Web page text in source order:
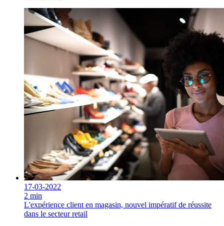
17-03-2022
2 min
L'expérience client en magasin, nouvel impératif de réussite
dans le secteur retail